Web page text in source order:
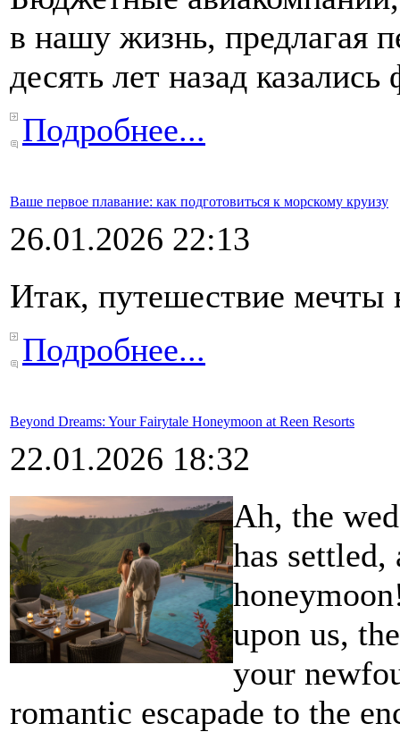
в нашу жизнь, предлагая
десять лет назад казались
Подробнее...
Ваше первое плавание: как подготовиться к морскому круизу
26.01.2026 22:13
Итак, путешествие
Подробнее...
Beyond Dreams: Your Fairytale Honeymoon at Reen Resorts
22.01.2026 18:32
Ah, the
has
upon us,
your
romantic escapade to the